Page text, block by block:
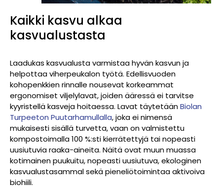
Kaikki kasvu alkaa
kasvualustasta
Laadukas kasvualusta varmistaa hyvän kasvun ja
helpottaa viherpeukalon työtä. Edellisvuoden
kohopenkkien rinnalle nousevat korkeammat
ergonomiset viljelylavat, joiden ääressä ei tarvitse
kyyristellä kasveja hoitaessa. Lavat täytetäänBiolan
Turpeeton Puutarhamullalla, joka ei nimensä
mukaisesti sisällä turvetta, vaan on valmistettu
kompostoimalla 100 %:sti kierrätettyjä tai nopeasti
uusiutuvia raaka-aineita. Näitä ovat muun muassa
kotimainen puukuitu, nopeasti uusiutuva, ekologinen
kasvualustasammal sekä pieneliötoimintaa aktivoiva
biohiili.